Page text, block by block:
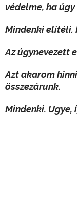
védelme, ha
Mindenki elítéli.
Az úgynevezett
Azt akarom
összezárunk.
Mindenki. Ugye,